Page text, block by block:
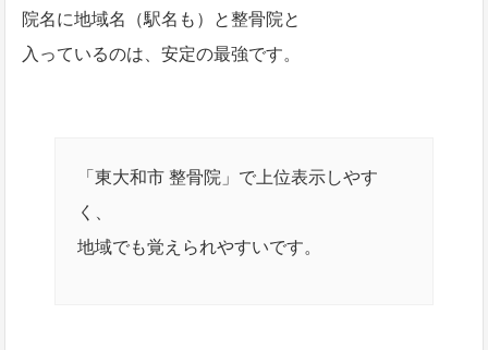
院名に地域名（駅名も）と整骨院と
入っているのは、安定の最強です。
「東大和市 整骨院」で上位表示しやす
く、
地域でも覚えられやすいです。